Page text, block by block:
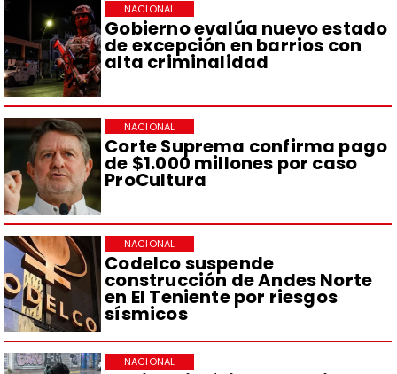
Gobierno evalúa nuevo estado
de excepción en barrios con
alta criminalidad
NACIONAL
Corte Suprema confirma pago
de $1.000 millones por caso
ProCultura
NACIONAL
Codelco suspende
construcción de Andes Norte
en El Teniente por riesgos
sísmicos
NACIONAL
NACIONAL